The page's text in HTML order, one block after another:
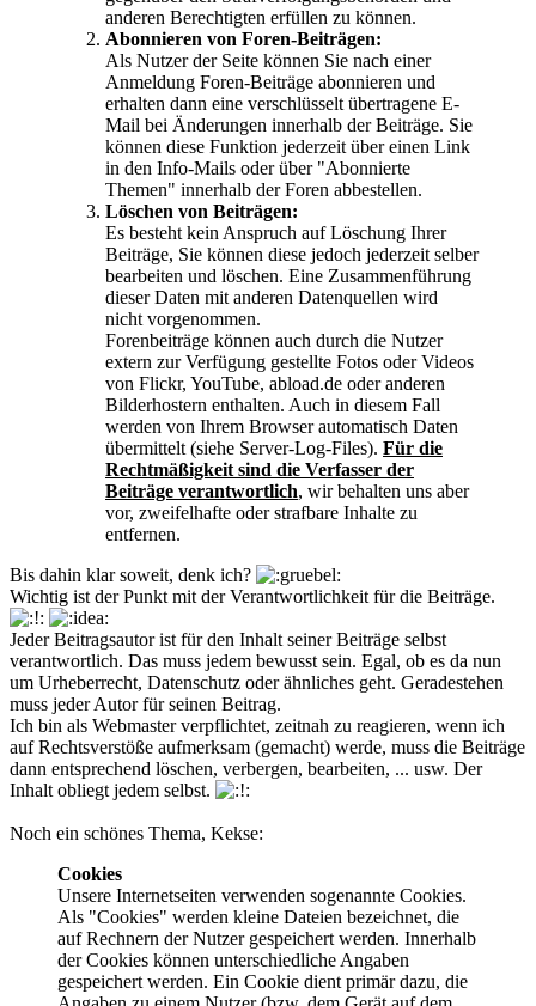
anderen Berechtigten erfüllen zu können.
Abonnieren von Foren-Beiträgen:
Als Nutzer der Seite können Sie nach einer
Anmeldung Foren-Beiträge abonnieren und
erhalten dann eine verschlüsselt übertragene E-
Mail bei Änderungen innerhalb der Beiträge. Sie
können diese Funktion jederzeit über einen Link
in den Info-Mails oder über "Abonnierte
Themen" innerhalb der Foren abbestellen.
Löschen von Beiträgen:
Es besteht kein Anspruch auf Löschung Ihrer
Beiträge, Sie können diese jedoch jederzeit selber
bearbeiten und löschen. Eine Zusammenführung
dieser Daten mit anderen Datenquellen wird
nicht vorgenommen.
Forenbeiträge können auch durch die Nutzer
extern zur Verfügung gestellte Fotos oder Videos
von Flickr, YouTube, abload.de oder anderen
Bilderhostern enthalten. Auch in diesem Fall
werden von Ihrem Browser automatisch Daten
übermittelt (siehe Server-Log-Files). Für die
Rechtmäßigkeit sind die Verfasser der
Beiträge verantwortlich, wir behalten uns aber
vor, zweifelhafte oder strafbare Inhalte zu
entfernen.
Bis dahin klar soweit, denk ich?
Wichtig ist der Punkt mit der Verantwortlichkeit für die Beiträge.
Jeder Beitragsautor ist für den Inhalt seiner Beiträge selbst
verantwortlich. Das muss jedem bewusst sein. Egal, ob es da nun
um Urheberrecht, Datenschutz oder ähnliches geht. Geradestehen
muss jeder Autor für seinen Beitrag.
Ich bin als Webmaster verpflichtet, zeitnah zu reagieren, wenn ich
auf Rechtsverstöße aufmerksam (gemacht) werde, muss die Beiträge
dann entsprechend löschen, verbergen, bearbeiten, ... usw. Der
Inhalt obliegt jedem selbst.
Noch ein schönes Thema, Kekse:
Cookies
Unsere Internetseiten verwenden sogenannte Cookies.
Als "Cookies" werden kleine Dateien bezeichnet, die
auf Rechnern der Nutzer gespeichert werden. Innerhalb
der Cookies können unterschiedliche Angaben
gespeichert werden. Ein Cookie dient primär dazu, die